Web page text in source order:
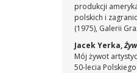
produkcji
polskich i
(1975), Galerii
Jacek Yerka,
Mój żywot
50-lecia